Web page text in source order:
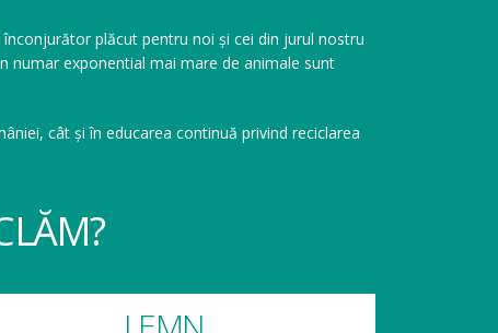
plăcut pentru noi și cei din jurul nostru
numar exponential mai mare de animale sunt
cât și în educarea continuă privind reciclarea